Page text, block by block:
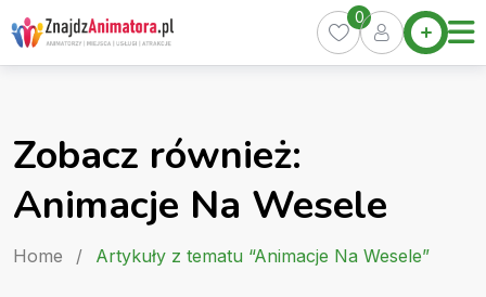
Skip
to
content
Home
Oferty
Kurs
0
Zobacz również:
Animacje Na Wesele
Home / Artykuły z tematu “Animacje Na Wesele”